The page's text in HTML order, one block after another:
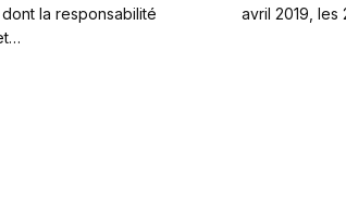
la responsabilité
avril 2019, les